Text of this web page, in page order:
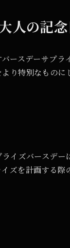
人の記
ースデーサプラ
り特別なものに
イズバースデー
ズを計画する際